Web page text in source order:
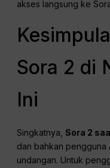
akses langsung ke
Sora 2 di
Ini
Singkatnya,Sora 2
dan bahkan pengguna
undangan. Untuk